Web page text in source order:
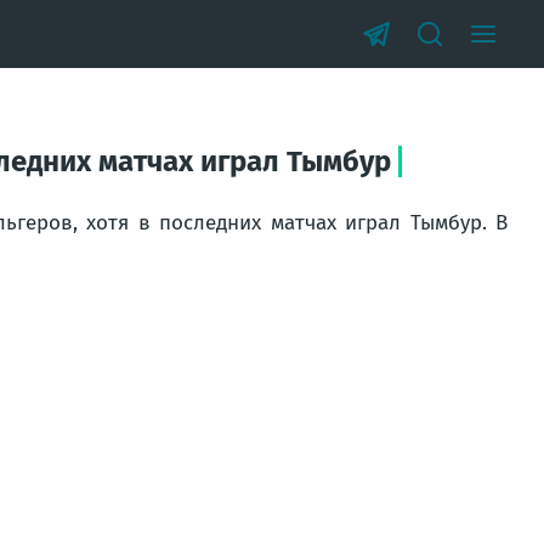
матчах играл Тымбур
хотя в последних матчах играл Тымбур. В